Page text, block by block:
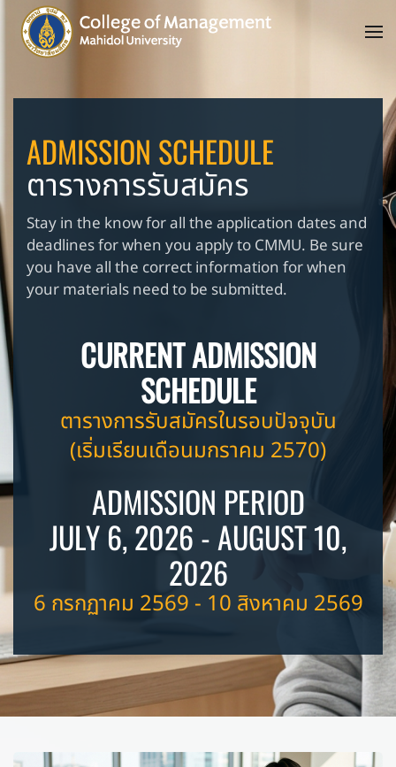
ADMISSION SCHEDULE
ตารางการรับสมัคร
Stay in the know for all the application dates and
deadlines for when you apply to CMMU. Be sure
you have all the correct information for when
your materials need to be submitted.
CURRENT ADMISSION
SCHEDULE
ตารางการรับสมัครในรอบปัจจุบัน
(เริ่มเรียนเดือนมกราคม 2570)
ADMISSION PERIOD
JULY 6, 2026 - AUGUST 10,
2026
6 กรกฏาคม 2569 - 10 สิงหาคม 2569